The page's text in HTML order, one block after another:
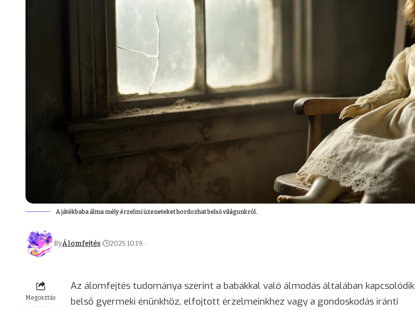
A játékbaba álma mély érzelmi üzeneteket hordozhat belső világunkról.
ByÁlomfejtés 2025.10.19.
Megosztás
Az álomfejtés tudománya szerint a babákkal való álmodás általában kapcsolódik
belső gyermeki énünkhöz, elfojtott érzelmeinkhez vagy a gondoskodás iránti